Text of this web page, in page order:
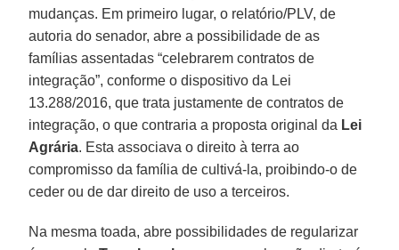
mudanças. Em primeiro lugar, o relatório/PLV, de
autoria do senador, abre a possibilidade de as
famílias assentadas “celebrarem contratos de
integração”, conforme o dispositivo da Lei
13.288/2016, que trata justamente de contratos de
integração, o que contraria a proposta original da Lei
Agrária. Esta associava o direito à terra ao
compromisso da família de cultivá-la, proibindo-o de
ceder ou de dar direito de uso a terceiros.
Na mesma toada, abre possibilidades de regularizar